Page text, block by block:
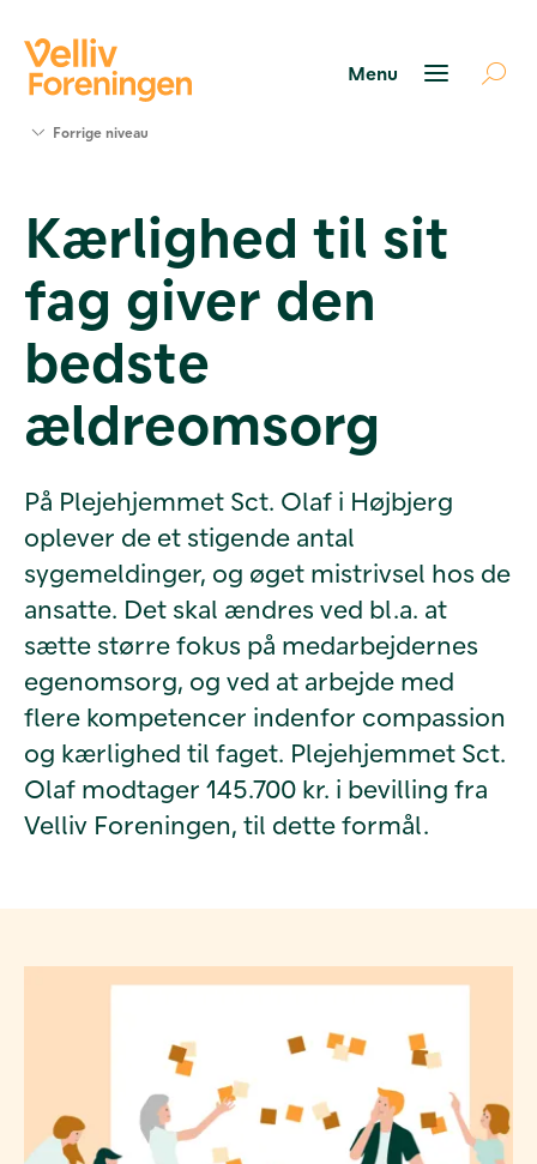
Værktøjer
og viden
Om Velliv
Foreningen
Kontakt
os
Forrige niveau
Kærlighed til sit
fag giver den
bedste
ældreomsorg
På Plejehjemmet Sct. Olaf i Højbjerg
oplever de et stigende antal
sygemeldinger, og øget mistrivsel hos de
ansatte. Det skal ændres ved bl.a. at
sætte større fokus på medarbejdernes
egenomsorg, og ved at arbejde med
flere kompetencer indenfor compassion
og kærlighed til faget. Plejehjemmet Sct.
Olaf modtager 145.700 kr. i bevilling fra
Velliv Foreningen, til dette formål.